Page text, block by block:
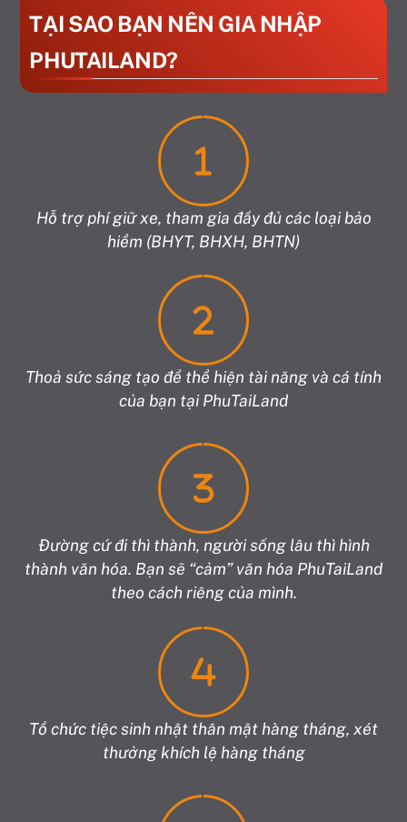
TẠI SAO BẠN NÊN GIA NHẬP
PHUTAILAND?
Hỗ trợ phí giữ xe, tham gia đầy đủ các loại bảo
hiểm (BHYT, BHXH, BHTN)
Thoả sức sáng tạo để thể hiện tài năng và cá tính
của bạn tại PhuTaiLand
Đường cứ đi thì thành, người sống lâu thì hình
thành văn hóa. Bạn sẽ “cảm” văn hóa PhuTaiLand
theo cách riêng của mình.
Tổ chức tiệc sinh nhật thân mật hàng tháng, xét
thưởng khích lệ hàng tháng